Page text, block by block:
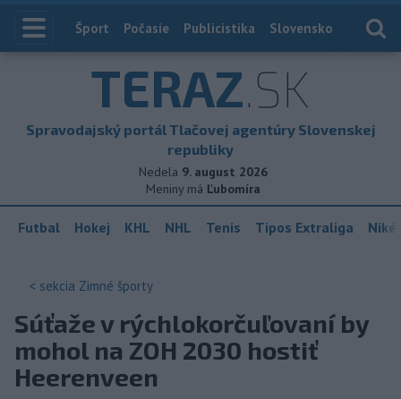
Index
Šport Počasie Publicistika Slovensko
TERAZ.SK
Spravodajský portál Tlačovej agentúry Slovenskej
republiky
Nedela 9. august 2026
Meniny má Ľubomíra
Futbal Hokej KHL NHL Tenis Tipos Extraliga
< sekcia Zimné športy
Súťaže v rýchlokorčuľovaní by
mohol na ZOH 2030 hostiť
Heerenveen